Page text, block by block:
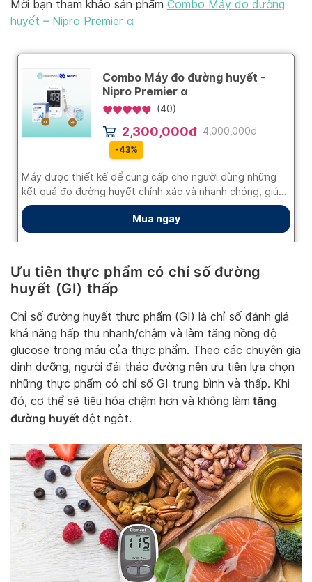
Mời bạn tham khảo sản phẩm Combo Máy đo đường
huyết – Nipro Premier α
Ưu tiên thực phẩm có chỉ số đường
huyết (GI) thấp
Chỉ số đường huyết thực phẩm (GI) là chỉ số đánh giá
khả năng hấp thụ nhanh/chậm và làm tăng nồng độ
glucose trong máu của thực phẩm. Theo các chuyên gia
dinh dưỡng, người đái tháo đường nên ưu tiên lựa chọn
những thực phẩm có chỉ số GI trung bình và thấp. Khi
đó, cơ thể sẽ tiêu hóa chậm hơn và không làm tăng
đường huyết đột ngột.